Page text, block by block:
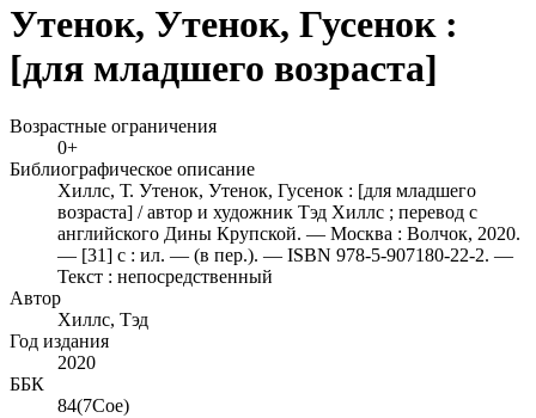
Утенок, Утенок, Гусенок :
[для младшего возраста]
Возрастные ограничения
0+
Библиографическое описание
Хиллс, Т. Утенок, Утенок, Гусенок : [для младшего
возраста] / автор и художник Тэд Хиллс ; перевод с
английского Дины Крупской. — Москва : Волчок, 2020.
— [31] с : ил. — (в пер.). — ISBN 978-5-907180-22-2. —
Текст : непосредственный
Автор
Хиллс, Тэд
Год издания
2020
ББК
84(7Сое)